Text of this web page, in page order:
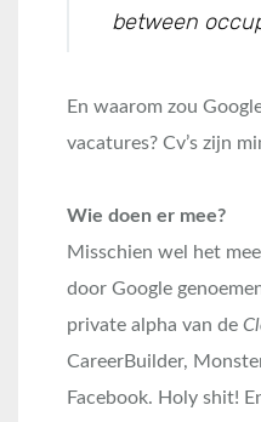
between
En waarom zou
vacatures? Cv’s zijn
Wie doen er mee?
Misschien wel het
door Google
private alpha van de
CareerBuilder,
Facebook. Holy shit!